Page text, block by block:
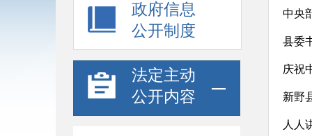
政府信息
公开制度
法定主动
公开内容
中央
县委
庆祝
新野
人人